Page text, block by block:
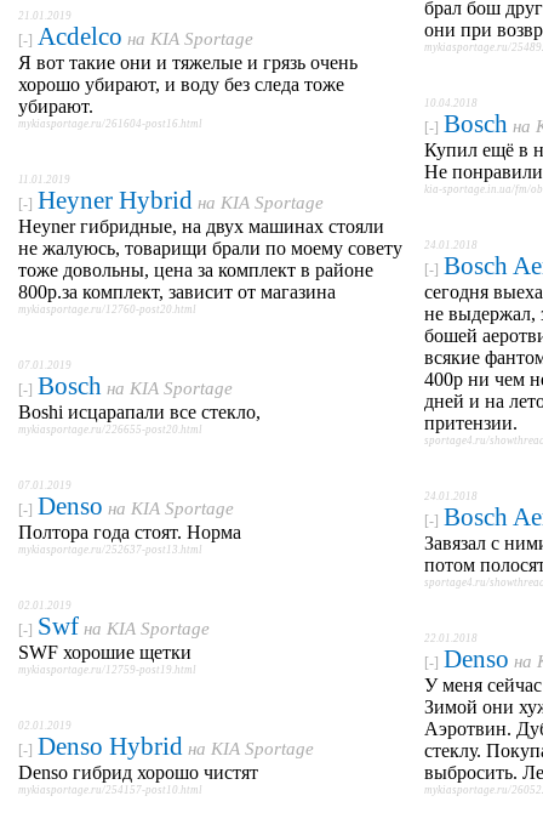
21.01.2019
[-] Acdelco на KIA Sportage
Я вот такие они и тяжелые и грязь очень
хорошо убирают, и воду без следа тоже
убирают.
mykiasportage.ru/261604-post16.html
11.01.2019
[-] Heyner Hybrid на KIA Sportage
Heyner гибридные, на двух машинах стояли
не жалуюсь, товарищи брали по моему совету
тоже довольны, цена за комплект в районе
800р.за комплект, зависит от магазина
mykiasportage.ru/12760-post20.html
07.01.2019
[-] Bosch на KIA Sportage
Boshi исцарапали все стекло,
mykiasportage.ru/226655-post20.html
07.01.2019
[-] Denso на KIA Sportage
Полтора года стоят. Норма
mykiasportage.ru/252637-post13.html
02.01.2019
[-] Swf на KIA Sportage
SWF хорошие щетки
mykiasportage.ru/12759-post19.html
02.01.2019
[-] Denso Hybrid на KIA Sportage
Denso гибрид хорошо чистят
mykiasportage.ru/254157-post10.html
брал бош
они при
mykiasportage.ru/
10.04.2018
[-] Bosch на
Купил ещё в
Не
kia-sportage.in.ua/fm/
24.01.2018
[-] Bosch
сегодня
не выдержал,
бошей
всякие
400р ни чем
дней и на
притензии.
sportage4.ru/
24.01.2018
[-] Bosch
Завязал с
потом
sportage4.ru/
22.01.2018
[-] Denso на
У меня
Зимой они
Аэротвин.
стеклу.
выбросить.
mykiasportage.ru/